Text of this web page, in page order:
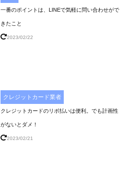
一番のポイントは、LINEで気軽に問い合わせがで
きたこと
2023/02/22
クレジットカード業者
クレジットカードのリボ払いは便利。でも計画性
がないとダメ！
2023/02/21